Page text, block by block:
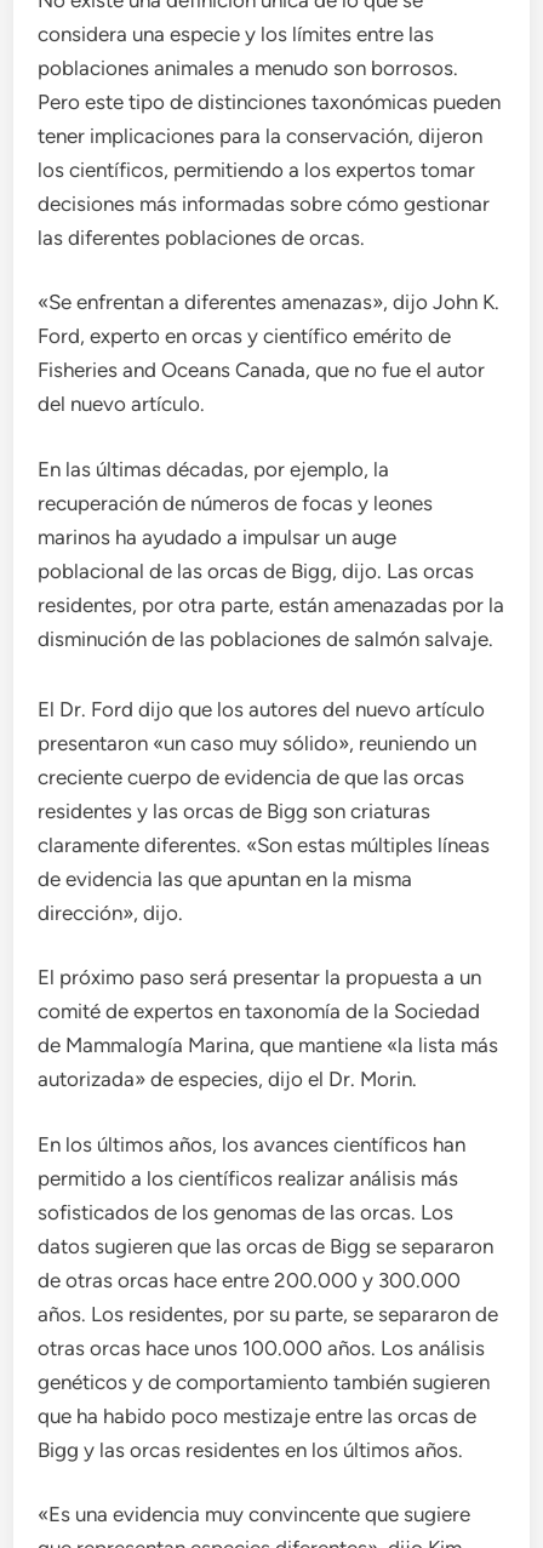
considera una especie y los límites entre las
poblaciones animales a menudo son borrosos.
Pero este tipo de distinciones taxonómicas pueden
tener implicaciones para la conservación, dijeron
los científicos, permitiendo a los expertos tomar
decisiones más informadas sobre cómo gestionar
las diferentes poblaciones de orcas.
«Se enfrentan a diferentes amenazas», dijo John K.
Ford, experto en orcas y científico emérito de
Fisheries and Oceans Canada, que no fue el autor
del nuevo artículo.
En las últimas décadas, por ejemplo, la
recuperación de números de focas y leones
marinos ha ayudado a impulsar un auge
poblacional de las orcas de Bigg, dijo. Las orcas
residentes, por otra parte, están amenazadas por la
disminución de las poblaciones de salmón salvaje.
El Dr. Ford dijo que los autores del nuevo artículo
presentaron «un caso muy sólido», reuniendo un
creciente cuerpo de evidencia de que las orcas
residentes y las orcas de Bigg son criaturas
claramente diferentes. «Son estas múltiples líneas
de evidencia las que apuntan en la misma
dirección», dijo.
El próximo paso será presentar la propuesta a un
comité de expertos en taxonomía de la Sociedad
de Mammalogía Marina, que mantiene «la lista más
autorizada» de especies, dijo el Dr. Morin.
En los últimos años, los avances científicos han
permitido a los científicos realizar análisis más
sofisticados de los genomas de las orcas. Los
datos sugieren que las orcas de Bigg se separaron
de otras orcas hace entre 200.000 y 300.000
años. Los residentes, por su parte, se separaron de
otras orcas hace unos 100.000 años. Los análisis
genéticos y de comportamiento también sugieren
que ha habido poco mestizaje entre las orcas de
Bigg y las orcas residentes en los últimos años.
«Es una evidencia muy convincente que sugiere